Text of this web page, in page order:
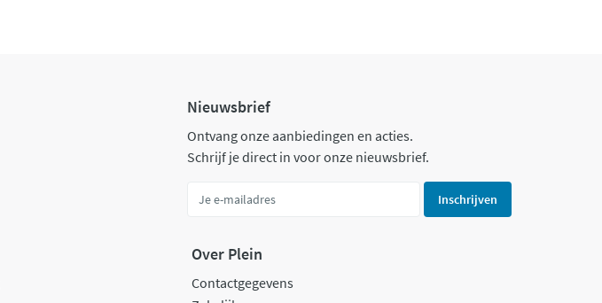
Nieuwsbrief
Ontvang onze aanbiedingen en acties.
Schrijf je direct in voor onze nieuwsbrief.
Inschrijven
Over Plein
Contactgegevens